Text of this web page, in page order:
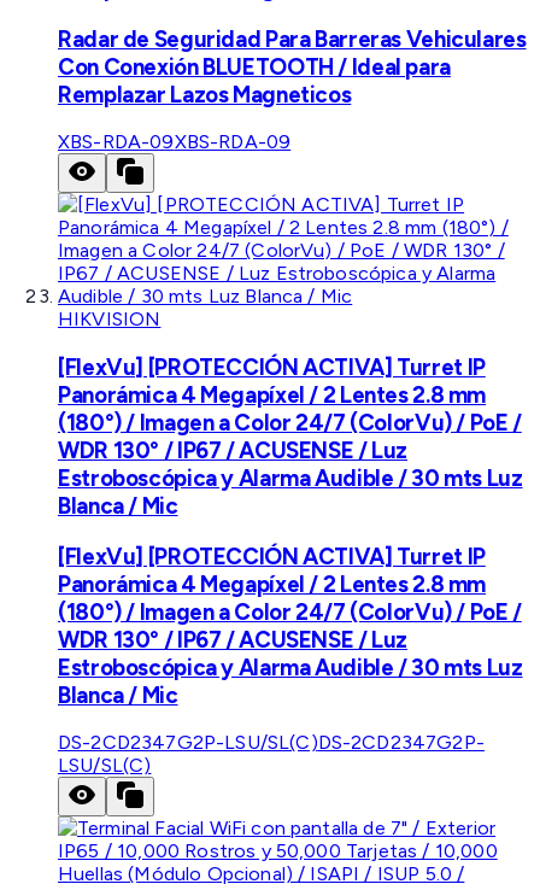
Radar de Seguridad Para Barreras Vehiculares
Con Conexión BLUETOOTH / Ideal para
Remplazar Lazos Magneticos
XBS-RDA-09XBS-RDA-09
HIKVISION
[FlexVu] [PROTECCIÓN ACTIVA] Turret IP
Panorámica 4 Megapíxel / 2 Lentes 2.8 mm
(180°) / Imagen a Color 24/7 (ColorVu) / PoE /
WDR 130° / IP67 / ACUSENSE / Luz
Estroboscópica y Alarma Audible / 30 mts Luz
Blanca / Mic
[FlexVu] [PROTECCIÓN ACTIVA] Turret IP
Panorámica 4 Megapíxel / 2 Lentes 2.8 mm
(180°) / Imagen a Color 24/7 (ColorVu) / PoE /
WDR 130° / IP67 / ACUSENSE / Luz
Estroboscópica y Alarma Audible / 30 mts Luz
Blanca / Mic
DS-2CD2347G2P-LSU/SL(C)DS-2CD2347G2P-
LSU/SL(C)